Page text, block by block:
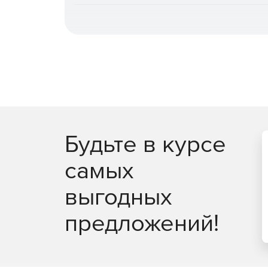
специализированных задач доступны CLI и
Мониторинг, отчетность и интеграция в
генерация отчетов в разных форматах,
данных. Поддержка SMTP‑оповещений,
интеграция с внешними системами
Масштабируемость и отказоустойчивость.
тысяч источников, многопоточность,
Будьте в курсе
самых
выгодных
предложений!